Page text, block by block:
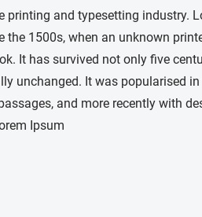
printing and typesetting industry.
the 1500s, when an unknown
It has survived not only five
unchanged. It was popularised
and more recently with
Ipsum